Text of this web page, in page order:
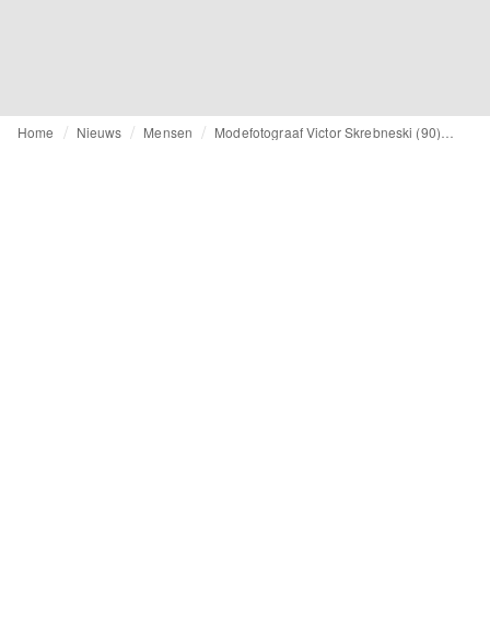
Home Nieuws Mensen